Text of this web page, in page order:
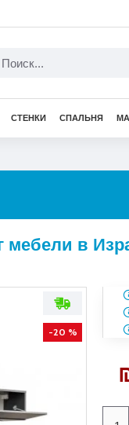
СТЕНКИ СПАЛЬНЯ
мебели в
-20 %